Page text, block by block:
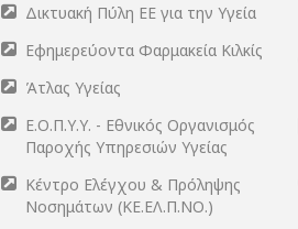
Δικτυακή Πύλη ΕΕ για την Υγεία
Εφημερεύοντα Φαρμακεία Κιλκίς
Άτλας Υγείας
Ε.Ο.Π.Υ.Υ. - Εθνικός Οργανισμός
Παροχής Υπηρεσιών Υγείας
Κέντρο Ελέγχου & Πρόληψης
Νοσημάτων (ΚΕ.ΕΛ.Π.ΝΟ.)